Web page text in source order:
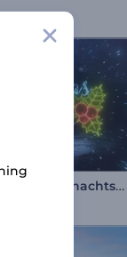
Silberleuchtende Weihnachtswünsche